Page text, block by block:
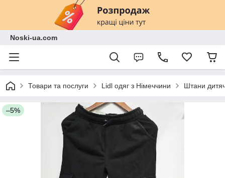
Noski-ua.com
Товари та послуги Lidl одяг з Німеччини Штани
–5%